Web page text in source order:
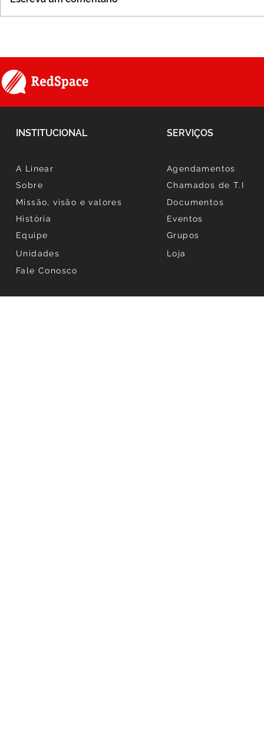
INSTITUCIONAL SERVIÇOS
A Linear
Sobre
Missão, visão e valores
História
Equipe
Unidades
Agendamentos
Chamados de T.I
Documentos
Eventos
Grupos
Loja
Fale Conosco